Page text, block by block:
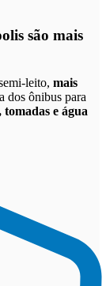
são mais
leito, mais
dos ônibus para
e água